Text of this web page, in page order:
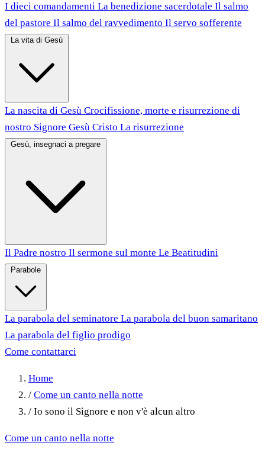
I dieci comandamenti La benedizione sacerdotale Il salmo
del pastore Il salmo del ravvedimento Il servo sofferente
La nascita di Gesù Crocifissione, morte e risurrezione di
nostro Signore Gesù Cristo La risurrezione
Il Padre nostro Il sermone sul monte Le Beatitudini
La parabola del seminatore La parabola del buon samaritano
La parabola del figlio prodigo
Come contattarci
Home
/ Come un canto nella notte
/ Io sono il Signore e non v'è alcun altro
Come un canto nella notte